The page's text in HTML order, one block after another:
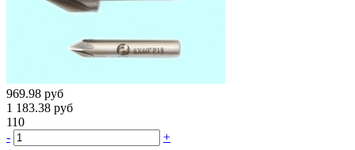
969.98 руб
1 183.38 руб
110
-
+